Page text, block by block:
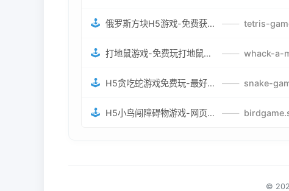
🕹️ 俄罗斯方块H5游戏-免费获取俄罗斯方块攻略-俄罗斯方块怪兽游戏策略 ——
🕹️ 打地鼠游戏-免费玩打地鼠H5网页游戏-打地鼠游戏官网 ——
🕹️ H5贪吃蛇游戏免费玩-最好的网页在线贪吃蛇游戏-贪吃蛇H5游戏攻略 ——
🕹️ H5小鸟闯障碍物游戏-网页在线游戏小鸟闯关 ——
©